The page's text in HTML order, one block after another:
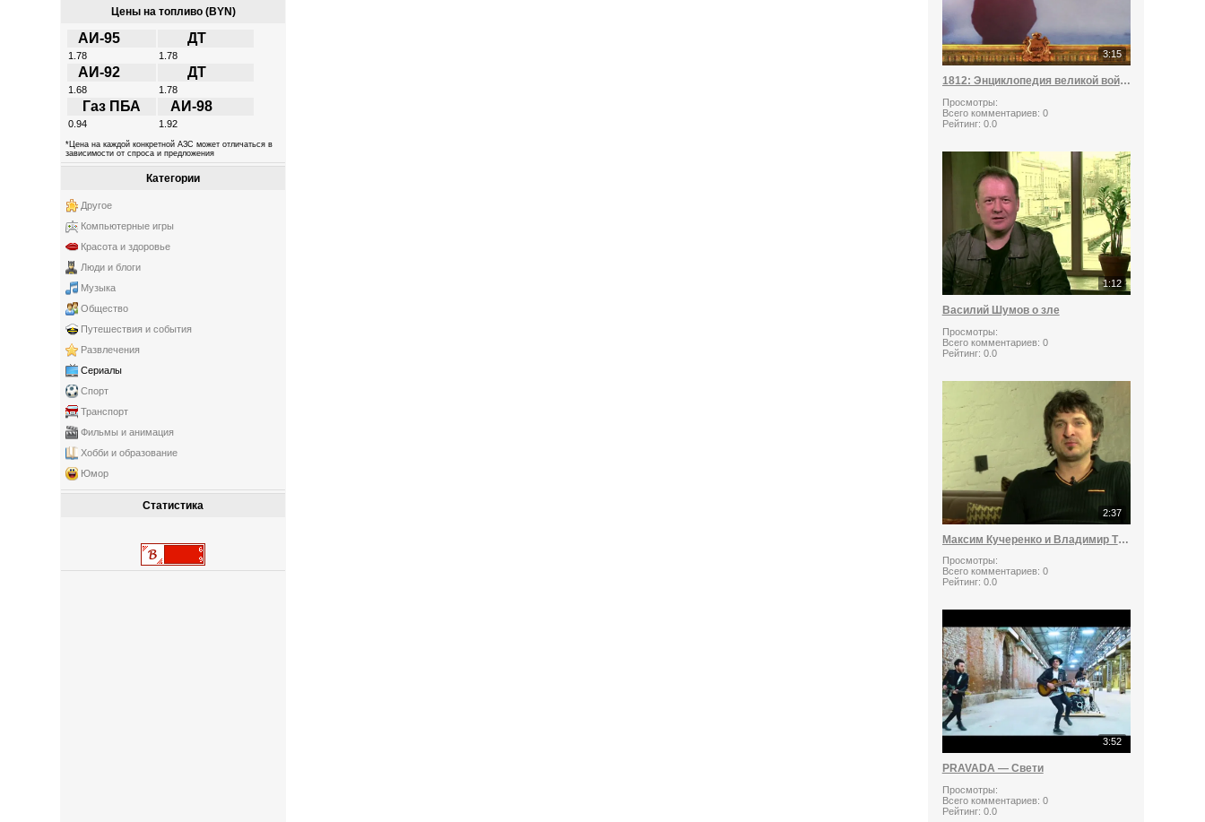
Цены на топливо (BYN)
АИ-95 ДТ
1.78 1.78
АИ-92 ДТ
1.68 1.78
Газ ПБА АИ-98
0.94 1.92
*Цена на каждой конкретной АЗС может отличаться в
зависимости от спроса и предложения
Категории
Другое
Компьютерные игры
Красота и здоровье
Люди и блоги
Музыка
Общество
Путешествия и события
Развлечения
Сериалы
Спорт
Транспорт
Фильмы и анимация
Хобби и образование
Юмор
Статистика
3:15
1812: Энциклопедия великой войны Серия 45
Просмотры:
Всего комментариев: 0
Рейтинг: 0.0
1:12
Василий Шумов о зле
Просмотры:
Всего комментариев: 0
Рейтинг: 0.0
2:37
Максим Кучеренко и Владимир Ткаченко («Ундервуд») о монастырях
Просмотры:
Всего комментариев: 0
Рейтинг: 0.0
3:52
PRAVADA — Свети
Просмотры:
Всего комментариев: 0
Рейтинг: 0.0